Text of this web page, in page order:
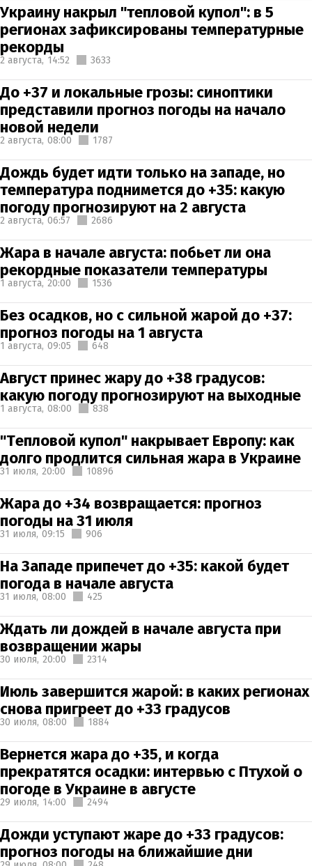
Украину накрыл "тепловой купол": в 5
регионах зафиксированы температурные
рекорды
2 августа, 14:52 3633
До +37 и локальные грозы: синоптики
представили прогноз погоды на начало
новой недели
2 августа, 08:00 1787
Дождь будет идти только на западе, но
температура поднимется до +35: какую
погоду прогнозируют на 2 августа
2 августа, 06:57 2686
Жара в начале августа: побьет ли она
рекордные показатели температуры
1 августа, 20:00 1536
Без осадков, но с сильной жарой до +37:
прогноз погоды на 1 августа
1 августа, 09:05 648
Август принес жару до +38 градусов:
какую погоду прогнозируют на выходные
1 августа, 08:00 838
"Тепловой купол" накрывает Европу: как
долго продлится сильная жара в Украине
31 июля, 20:00 10896
Жара до +34 возвращается: прогноз
погоды на 31 июля
31 июля, 09:15 906
На Западе припечет до +35: какой будет
погода в начале августа
31 июля, 08:00 425
Ждать ли дождей в начале августа при
возвращении жары
30 июля, 20:00 2314
Июль завершится жарой: в каких регионах
снова пригреет до +33 градусов
30 июля, 08:00 1884
Вернется жара до +35, и когда
прекратятся осадки: интервью с Птухой о
погоде в Украине в августе
29 июля, 14:00 2494
Дожди уступают жаре до +33 градусов:
прогноз погоды на ближайшие дни